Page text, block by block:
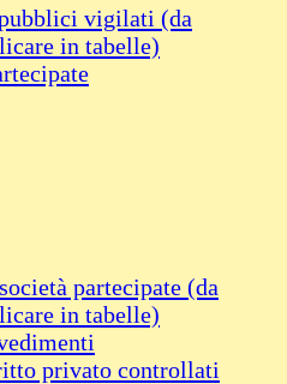
vigilati (da
in tabelle)
partecipate (da
in tabelle)
privato controllati